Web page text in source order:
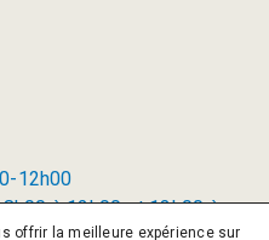
12h00
à 12h00 et 13h00 à
offrir la meilleure expérience sur